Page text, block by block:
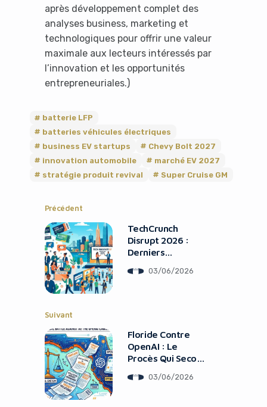
après développement complet des
analyses business, marketing et
technologiques pour offrir une valeur
maximale aux lecteurs intéressés par
l’innovation et les opportunités
entrepreneuriales.)
batterie LFP
batteries véhicules électriques
business EV startups
Chevy Bolt 2027
innovation automobile
marché EV 2027
stratégie produit revival
Super Cruise GM
Précédent
TechCrunch
Disrupt 2026 :
Derniers
French blog
03/06/2026
Suivant
Floride Contre
OpenAI : Le
Procès Qui Secoue
03/06/2026